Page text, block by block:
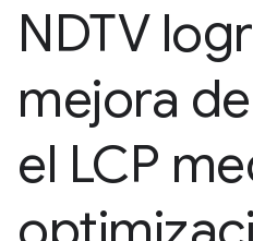
NDTV
mejora
el LCP